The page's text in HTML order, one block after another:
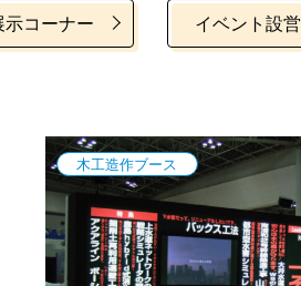
コーナー イベント設営
木工造作ブース